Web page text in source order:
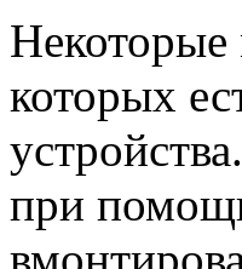
которых
при